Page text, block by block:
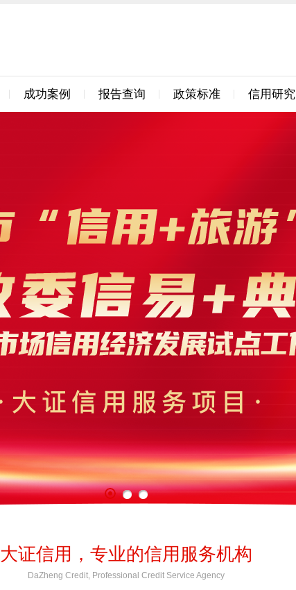
成功案例 报告查询 政策标准 信用研究
大证信用，专业的信用服务机构
DaZheng Credit, Professional Credit Service Agency